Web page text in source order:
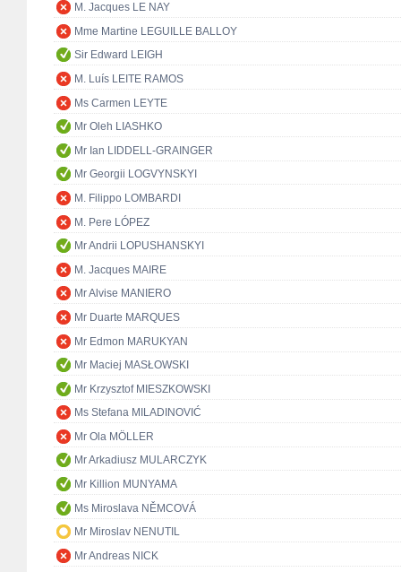
M. Jacques LE NAY
Mme Martine LEGUILLE BALLOY
Sir Edward LEIGH
M. Luís LEITE RAMOS
Ms Carmen LEYTE
Mr Oleh LIASHKO
Mr Ian LIDDELL-GRAINGER
Mr Georgii LOGVYNSKYI
M. Filippo LOMBARDI
M. Pere LÓPEZ
Mr Andrii LOPUSHANSKYI
M. Jacques MAIRE
Mr Alvise MANIERO
Mr Duarte MARQUES
Mr Edmon MARUKYAN
Mr Maciej MASŁOWSKI
Mr Krzysztof MIESZKOWSKI
Ms Stefana MILADINOVIĆ
Mr Ola MÖLLER
Mr Arkadiusz MULARCZYK
Mr Killion MUNYAMA
Ms Miroslava NĚMCOVÁ
Mr Miroslav NENUTIL
Mr Andreas NICK